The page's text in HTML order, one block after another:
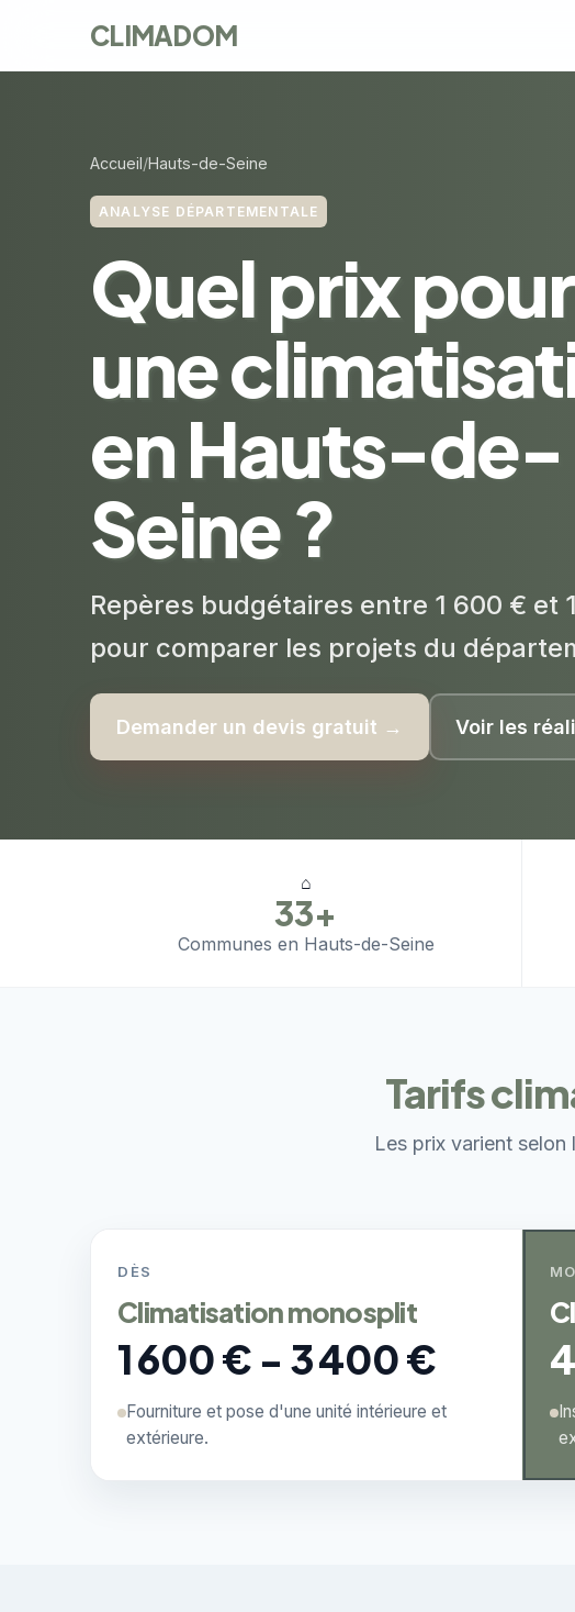
CLIMADOM
Accueil Hauts-de-Seine
ANALYSE DÉPARTEMENTALE
Quel prix pour
une
en Hauts-de-
Seine ?
Repères budgétaires entre 1 600 € et
pour comparer les projets du
Demander un devis gratuit → Voir les
⌂
33+
Communes en Hauts-de-Seine
Tarifs
Les prix varient
DÈS
Climatisation monosplit
1 600 € - 3 400 €
Fourniture et pose d'une unité intérieure et
extérieure.